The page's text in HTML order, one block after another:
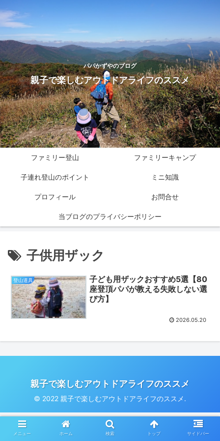
パパかずやのブログ
親子で楽しむアウトドアライフのススメ
ファミリー登山 ファミリーキャンプ
子連れ登山のポイント ミニ知識
プロフィール お問合せ
当ブログのプライバシーポリシー
子供用ザック
登山道具
子ども用ザックおすすめ5選【80
座登頂パパが教える失敗しない選
び方】
2026.05.20
親子で楽しむアウトドアライフのススメ
© 2022 親子で楽しむアウトドアライフのススメ.
メニュー ホーム 検索 トップ サイドバー